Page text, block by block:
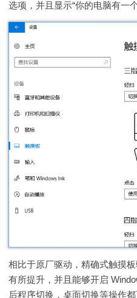
选项，并且显示“你的电脑有一
相比于原厂驱动，精确式触摸
有所提升，并且能够开启
后程序切换，桌面切换等操作